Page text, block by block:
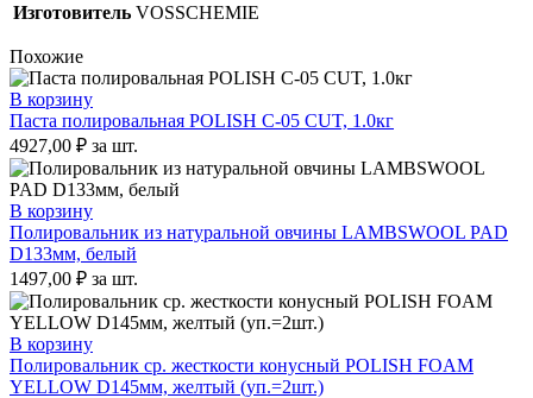
Изготовитель VOSSCHEMIE
Похожие
В корзину
Паста полировальная POLISH C-05 CUT, 1.0кг
4927,00 ₽ за шт.
В корзину
Полировальник из натуральной овчины LAMBSWOOL PAD
D133мм, белый
1497,00 ₽ за шт.
В корзину
Полировальник ср. жесткости конусный POLISH FOAM
YELLOW D145мм, желтый (уп.=2шт.)